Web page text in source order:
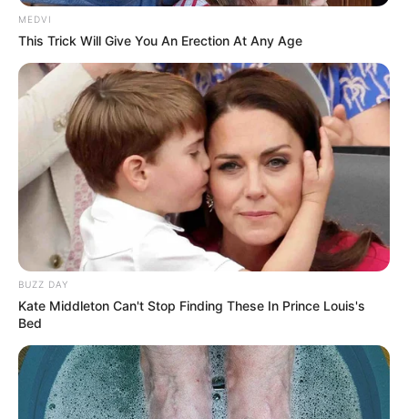
ΑΥΤΟΚΙΝΗΤΟ
ΛΑΘΟΣ ΧΑΛΚΙΔΑ ΝΕΑ
MEDVI
This Trick Will Give You An Erection At Any Age
BUZZ DAY
Kate Middleton Can't Stop Finding These In Prince Louis's
Bed